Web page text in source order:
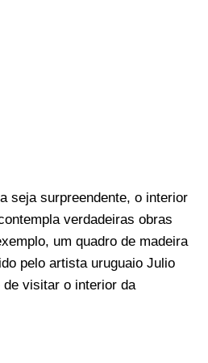
seja surpreendente, o interior
verdadeiras obras
um quadro de madeira
pelo artista uruguaio Julio
visitar o interior da